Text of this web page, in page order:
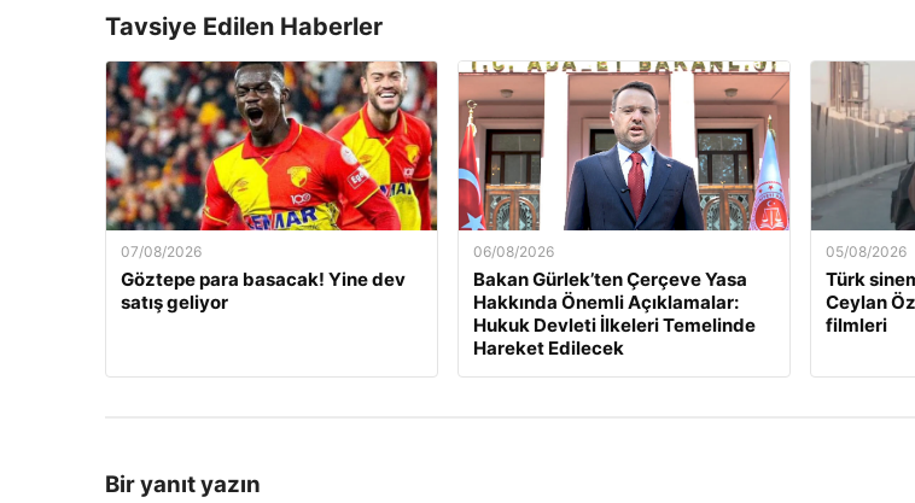
Tavsiye Edilen Haberler
07/08/2026
Göztepe para basacak! Yine dev
satış geliyor
06/08/2026
Bakan Gürlek’ten Çerçeve Yasa
Hakkında Önemli Açıklamalar:
Hukuk Devleti İlkeleri Temelinde
Hareket Edilecek
05/08/2026
Türk
Ceylan
filmleri
Bir yanıt yazın